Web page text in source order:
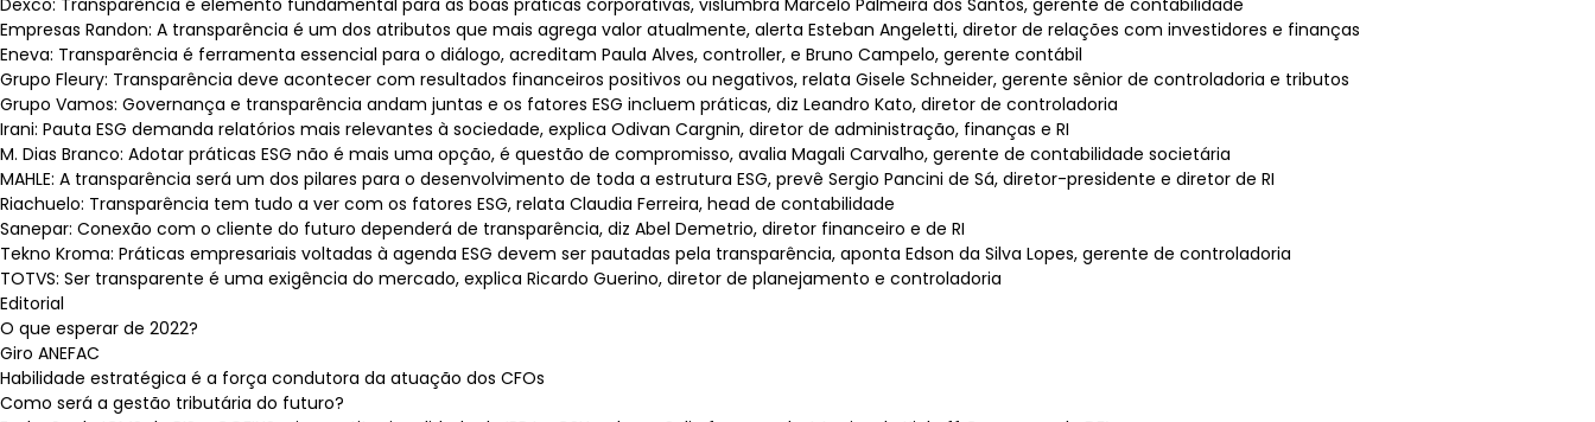
Dexco: Transparência é elemento fundamental para as boas práticas corporativas, vislumbra Marcelo Palmeira dos Santos, gerente de contabilidade
Empresas Randon: A transparência é um dos atributos que mais agrega valor atualmente, alerta Esteban Angeletti, diretor de relações com investidores e finanças
Eneva: Transparência é ferramenta essencial para o diálogo, acreditam Paula Alves, controller, e Bruno Campelo, gerente contábil
Grupo Fleury: Transparência deve acontecer com resultados financeiros positivos ou negativos, relata Gisele Schneider, gerente sênior de controladoria e tributos
Grupo Vamos: Governança e transparência andam juntas e os fatores ESG incluem práticas, diz Leandro Kato, diretor de controladoria
Irani: Pauta ESG demanda relatórios mais relevantes à sociedade, explica Odivan Cargnin, diretor de administração, finanças e RI
M. Dias Branco: Adotar práticas ESG não é mais uma opção, é questão de compromisso, avalia Magali Carvalho, gerente de contabilidade societária
MAHLE: A transparência será um dos pilares para o desenvolvimento de toda a estrutura ESG, prevê Sergio Pancini de Sá, diretor-presidente e diretor de RI
Riachuelo: Transparência tem tudo a ver com os fatores ESG, relata Claudia Ferreira, head de contabilidade
Sanepar: Conexão com o cliente do futuro dependerá de transparência, diz Abel Demetrio, diretor financeiro e de RI
Tekno Kroma: Práticas empresariais voltadas à agenda ESG devem ser pautadas pela transparência, aponta Edson da Silva Lopes, gerente de controladoria
TOTVS: Ser transparente é uma exigência do mercado, explica Ricardo Guerino, diretor de planejamento e controladoria
Editorial
O que esperar de 2022?
Giro ANEFAC
Habilidade estratégica é a força condutora da atuação dos CFOs
Como será a gestão tributária do futuro?